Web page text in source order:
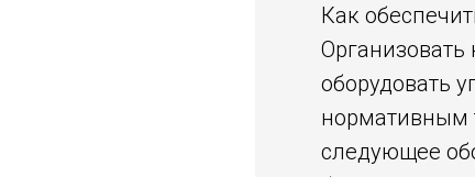
Как
Организовать
оборудовать
нормативным
следующее